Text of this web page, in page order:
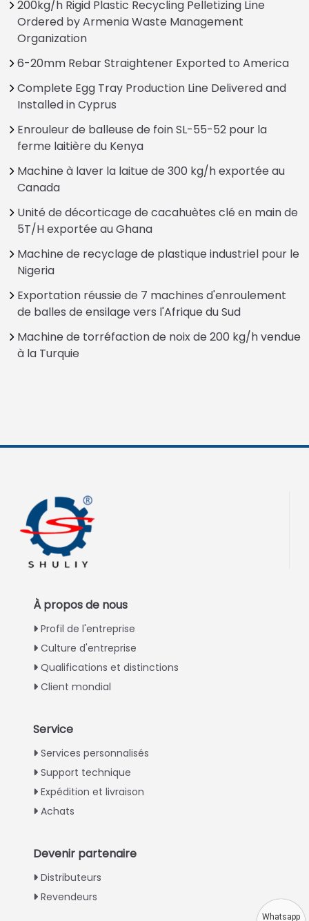
200kg/h Rigid Plastic Recycling Pelletizing Line
Ordered by Armenia Waste Management
Organization
6-20mm Rebar Straightener Exported to America
Complete Egg Tray Production Line Delivered and
Installed in Cyprus
Enrouleur de balleuse de foin SL-55-52 pour la
ferme laitière du Kenya
Machine à laver la laitue de 300 kg/h exportée au
Canada
Unité de décorticage de cacahuètes clé en main de
5T/H exportée au Ghana
Machine de recyclage de plastique industriel pour le
Nigeria
Exportation réussie de 7 machines d'enroulement
de balles de ensilage vers l'Afrique du Sud
Machine de torréfaction de noix de 200 kg/h vendue
à la Turquie
À propos de nous
Profil de l'entreprise
Culture d'entreprise
Qualifications et distinctions
Client mondial
Service
Services personnalisés
Support technique
Expédition et livraison
Achats
Devenir partenaire
Distributeurs
Revendeurs
Vietnamese
Whatsapp